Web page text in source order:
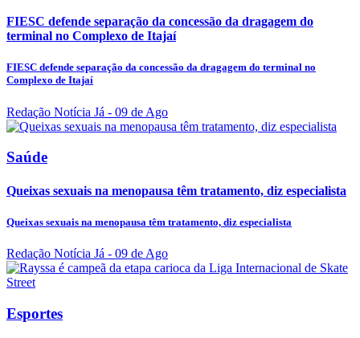
FIESC defende separação da concessão da dragagem do
terminal no Complexo de Itajaí
FIESC defende separação da concessão da dragagem do terminal no
Complexo de Itajaí
Redação Notícia Já - 09 de Ago
Saúde
Queixas sexuais na menopausa têm tratamento, diz especialista
Queixas sexuais na menopausa têm tratamento, diz especialista
Redação Notícia Já - 09 de Ago
Esportes